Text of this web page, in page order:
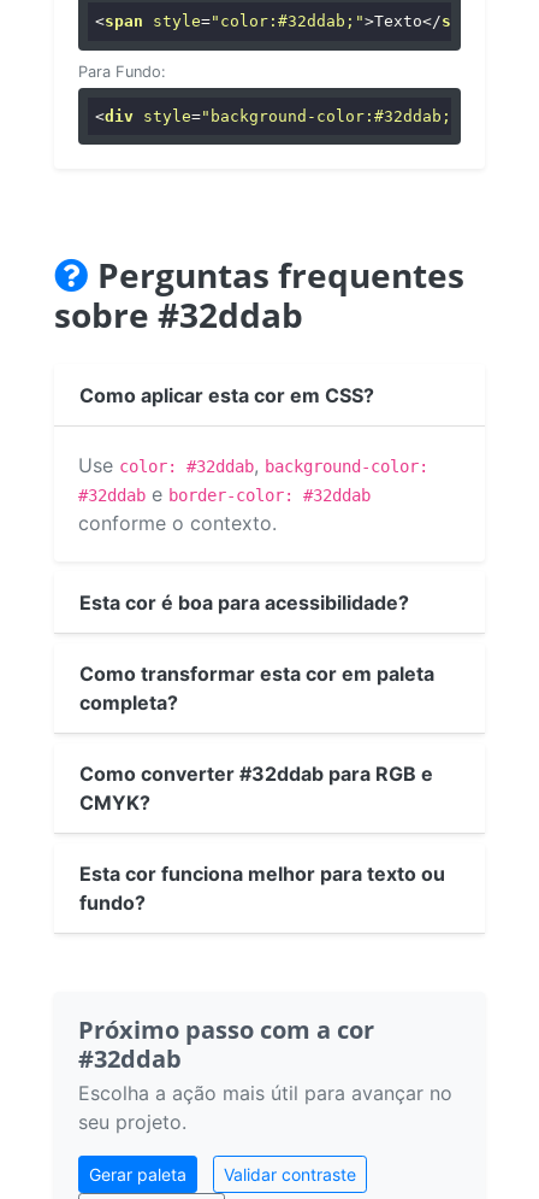
<span style="color:#32ddab;">Texto</span
Para Fundo:
<div style="background-color:#32ddab;"
Perguntas frequentes
sobre #32ddab
Como aplicar esta cor em CSS?
Use color: #32ddab, background-color:
#32ddab e border-color: #32ddab
conforme o contexto.
Esta cor é boa para acessibilidade?
Como transformar esta cor em paleta
completa?
Como converter #32ddab para RGB e
CMYK?
Esta cor funciona melhor para texto ou
fundo?
Próximo passo com a cor
#32ddab
Escolha a ação mais útil para avançar no
seu projeto.
Gerar paleta
Validar contraste